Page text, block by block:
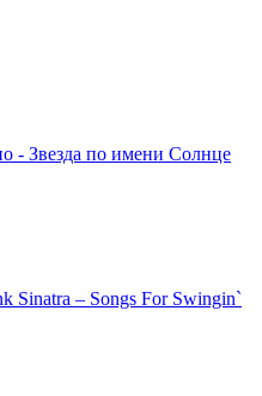
- Звезда по имени Солнце
Sinatra – Songs For Swingin`